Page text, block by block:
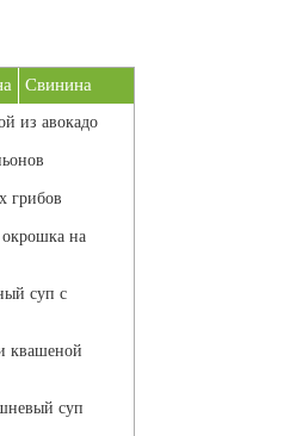
Свинина
из авокадо
грибов
на
суп с
квашеной
суп